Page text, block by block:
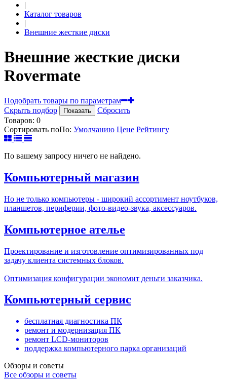
|
Каталог товаров
|
Внешние жесткие диски
Внешние жесткие диски
Rovermate
Подобрать товары по параметрам
Скрыть подбор
Показать
Сбросить
Товаров: 0
Сортировать поПо: Умолчанию Цене Рейтингу
По вашему запросу ничего не найдено.
Компьютерный магазин
Но не только компьютеры - широкий ассортимент ноутбуков,
планшетов, периферии, фото-видео-звука, аксессуаров.
Компьютерное ателье
Проектирование и изготовление оптимизированных под
задачу клиента системных блоков.
Оптимизация конфигурации экономит деньги заказчика.
Компьютерный сервис
бесплатная диагностика ПК
ремонт и модернизация ПК
ремонт LCD-мониторов
поддержка компьютерного парка организаций
Обзоры и советы
Все обзоры и советы